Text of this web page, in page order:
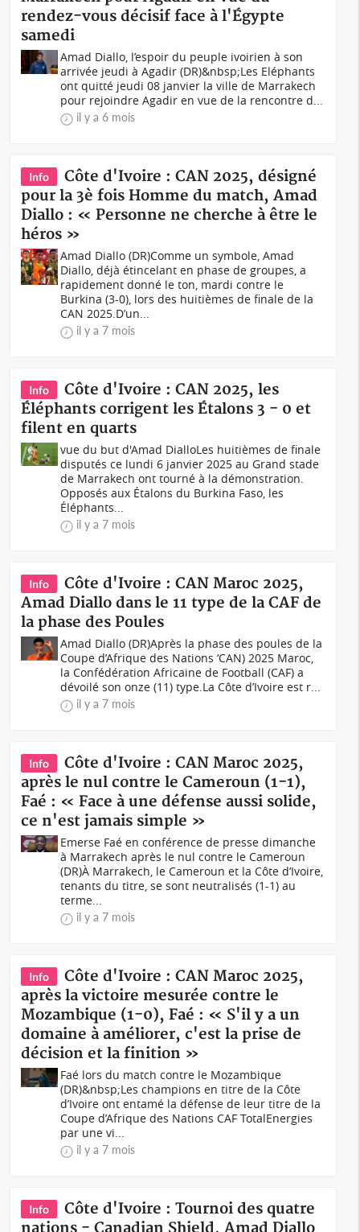
rendez-vous décisif face à l'Égypte
samedi
Amad Diallo, l’espoir du peuple ivoirien à son
arrivée jeudi à Agadir (DR)&nbsp;Les Eléphants
ont quitté jeudi 08 janvier la ville de Marrakech
pour rejoindre Agadir en vue de la rencontre d...
il y a 6 mois
Info
Côte d'Ivoire : CAN 2025, désigné
pour la 3è fois Homme du match, Amad
Diallo : « Personne ne cherche à être le
héros »
Amad Diallo (DR)Comme un symbole, Amad
Diallo, déjà étincelant en phase de groupes, a
rapidement donné le ton, mardi contre le
Burkina (3-0), lors des huitièmes de finale de la
CAN 2025.D’un...
il y a 7 mois
Info
Côte d'Ivoire : CAN 2025, les
Éléphants corrigent les Étalons 3 - 0 et
filent en quarts
vue du but d'Amad DialloLes huitièmes de finale
disputés ce lundi 6 janvier 2025 au Grand stade
de Marrakech ont tourné à la démonstration.
Opposés aux Étalons du Burkina Faso, les
Éléphants...
il y a 7 mois
Info
Côte d'Ivoire : CAN Maroc 2025,
Amad Diallo dans le 11 type de la CAF de
la phase des Poules
Amad Diallo (DR)Après la phase des poules de la
Coupe d’Afrique des Nations ‘CAN) 2025 Maroc,
la Confédération Africaine de Football (CAF) a
dévoilé son onze (11) type.La Côte d’Ivoire est r...
il y a 7 mois
Info
Côte d'Ivoire : CAN Maroc 2025,
après le nul contre le Cameroun (1-1),
Faé : « Face à une défense aussi solide,
ce n'est jamais simple »
Emerse Faé en conférence de presse dimanche
à Marrakech après le nul contre le Cameroun
(DR)À Marrakech, le Cameroun et la Côte d’Ivoire,
tenants du titre, se sont neutralisés (1-1) au
terme...
il y a 7 mois
Info
Côte d'Ivoire : CAN Maroc 2025,
après la victoire mesurée contre le
Mozambique (1-0), Faé : « S'il y a un
domaine à améliorer, c'est la prise de
décision et la finition »
Faé lors du match contre le Mozambique
(DR)&nbsp;Les champions en titre de la Côte
d’Ivoire ont entamé la défense de leur titre de la
Coupe d’Afrique des Nations CAF TotalEnergies
par une vi...
il y a 7 mois
Info
Côte d'Ivoire : Tournoi des quatre